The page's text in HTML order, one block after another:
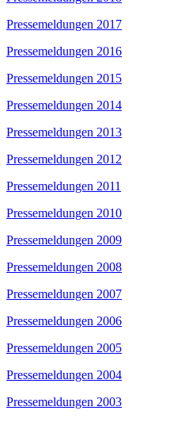
Pressemeldungen 2017
Pressemeldungen 2016
Pressemeldungen 2015
Pressemeldungen 2014
Pressemeldungen 2013
Pressemeldungen 2012
Pressemeldungen 2011
Pressemeldungen 2010
Pressemeldungen 2009
Pressemeldungen 2008
Pressemeldungen 2007
Pressemeldungen 2006
Pressemeldungen 2005
Pressemeldungen 2004
Pressemeldungen 2003